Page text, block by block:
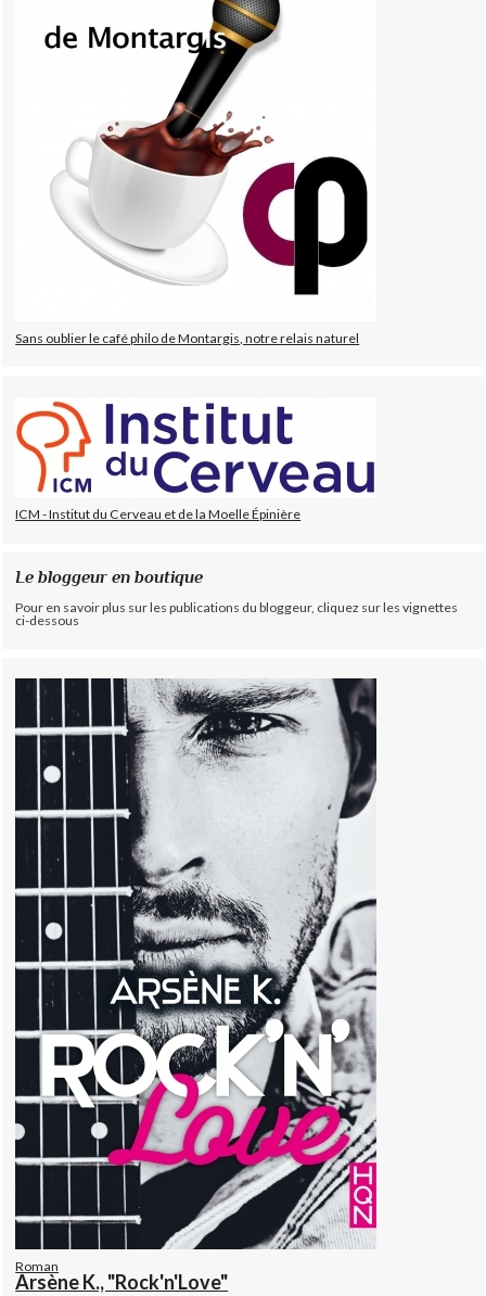
Sans oublier le café philo de Montargis, notre relais naturel
ICM - Institut du Cerveau et de la Moelle Épinière
Le bloggeur en boutique
Pour en savoir plus sur les publications du bloggeur, cliquez sur les vignettes
ci-dessous
Roman
Arsène K., "Rock'n'Love"